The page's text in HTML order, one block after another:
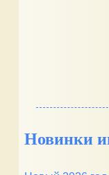
Новинки